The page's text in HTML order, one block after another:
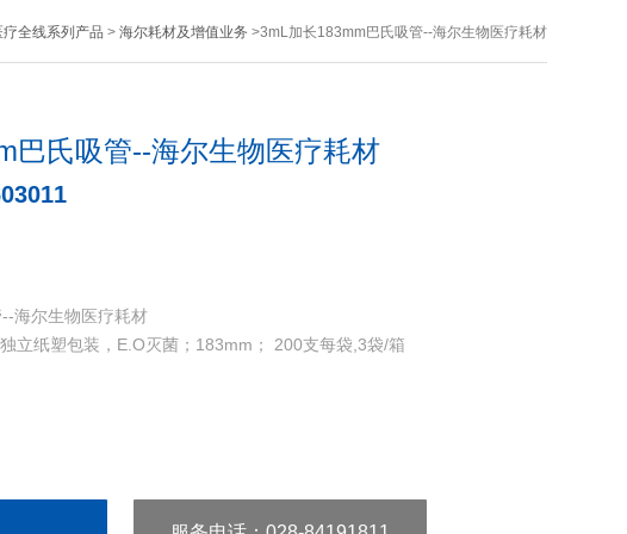
全线系列产品 > 海尔耗材及增值业务 >3mL加长183mm巴氏吸管--海尔生物医疗耗材
巴氏吸管--海尔生物医疗耗材
海尔生物医疗耗材
立纸塑包装，E.O灭菌；183mm； 200支每袋,3袋/箱